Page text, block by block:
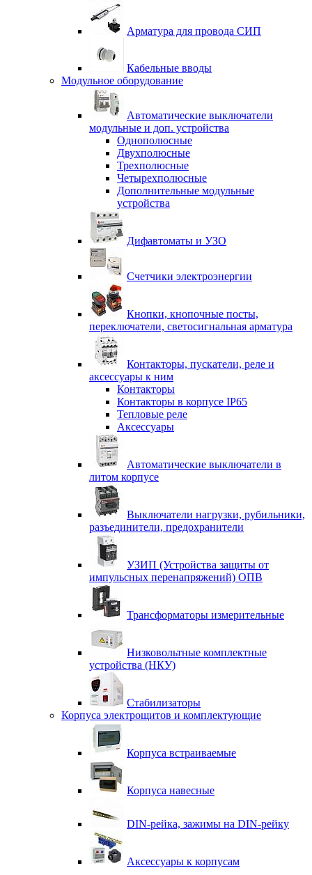
Арматура для провода СИП
Кабельные вводы
Модульное оборудование
Автоматические выключатели
модульные и доп. устройства
Однополюсные
Двухполюсные
Трехполюсные
Четырехполюсные
Дополнительные модульные
устройства
Дифавтоматы и УЗО
Счетчики электроэнергии
Кнопки, кнопочные посты,
переключатели, светосигнальная арматура
Контакторы, пускатели, реле и
аксессуары к ним
Контакторы
Контакторы в корпусе IP65
Тепловые реле
Аксессуары
Автоматические выключатели в
литом корпусе
Выключатели нагрузки, рубильники,
разъединители, предохранители
УЗИП (Устройства защиты от
импульсных перенапряжений) ОПВ
Трансформаторы измерительные
Низковольтные комплектные
устройства (НКУ)
Стабилизаторы
Корпуса электрощитов и комплектующие
Корпуса встраиваемые
Корпуса навесные
DIN-рейка, зажимы на DIN-рейку
Аксессуары к корпусам